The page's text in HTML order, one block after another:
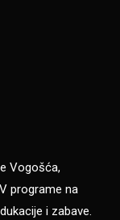
Vogošća,
programe na
i zabave.